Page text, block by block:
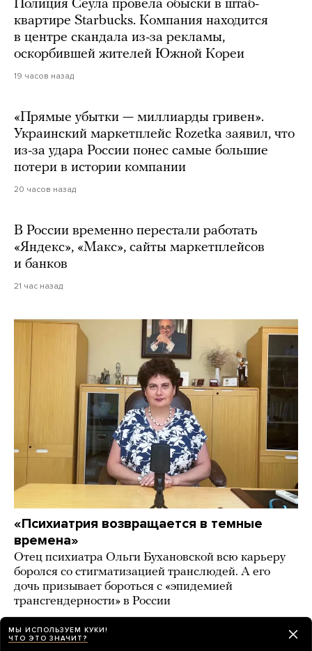
Полиция Сеула провела обыски в штаб-
квартире Starbucks. Компания находится
в центре скандала из-за рекламы,
оскорбившей жителей Южной Кореи
19 часов назад
«Прямые убытки — миллиарды гривен».
Украинский маркетплейс Rozetka заявил, что
из-за удара России понес самые большие
потери в истории компании
20 часов назад
В России временно перестали работать
«Яндекс», «Макс», сайты маркетплейсов
и банков
21 час назад
«Психиатрия возвращается в темные
времена»
Отец психиатра Ольги Бухановской всю карьеру
боролся со стигматизацией транслюдей. А его
дочь призывает бороться с «эпидемией
трансгендерности» в России
МЫ ИСПОЛЬЗУЕМ КУКИ!
ЧТО ЭТО ЗНАЧИТ?